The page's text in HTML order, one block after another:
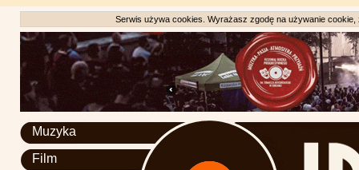
Serwis używa cookies. Wyrażasz zgodę na używanie
Muzyka
Film